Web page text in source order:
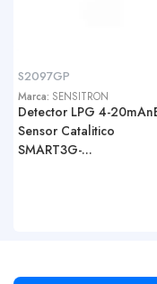
S2097GP
Marca: SENSITRON
Detector LPG 4-
Sensor Catalitico
SMART3G-...